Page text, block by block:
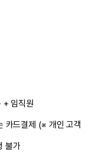
+ 임직원
카드결제 (※ 개인 고객
불가